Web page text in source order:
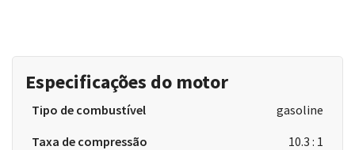
Especificações do motor
Tipo de combustível
gasoline
Taxa de compressão
10.3 : 1